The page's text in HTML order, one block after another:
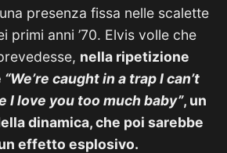
presenza fissa nelle scalette
primi anni ’70. Elvis volle che
nella ripetizione
“We’re caught in a trap I can’t
I love you too much baby”, un
dinamica, che poi sarebbe
effetto esplosivo.